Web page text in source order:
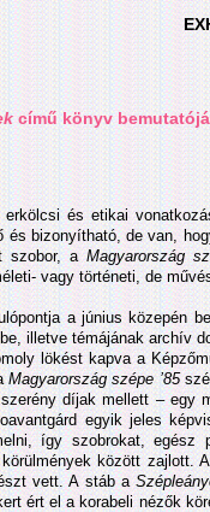
című könyv
és etikai
bizonyítható, de van,
szobor, aMagyarország
vagy történeti, de
a június közepén
illetve témájának archív
lökést kapva a
Magyarország szépe ’85
díjak mellett – egy
egyik jeles
így szobrokat, egész
között zajlott.
vett. A stáb a
ért el a korabeli nézők